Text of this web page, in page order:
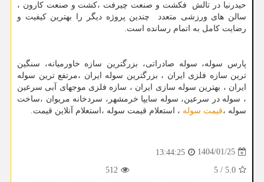
حیدرنیا در تالش فکشت و صنعت چیرفت ،کشت و صنعت کارون ،
سالن های ورزشی متعدد چندین پروژه دیگر را بهترین کیفیت و
رضایت کامل به اتمام رسانده است.
پارس سوله، سوله صادراتی، بزرگترین سازه خاورمیانه، سنگین
ترین سازه فلزی ایران ، بزرگترین سوله ایران ،مرتفع ترین سوله
ایران ، بهترین سوله سازی ایران ، سازه فلزی موجهای آبی سرعین
، سوله در سرعین، سوله سایپا خرمشهر، سردخانه مریوان ،ساخت
سوله ،قیمت سوله ، استعلام قیمت سوله ،استعلام آنلاین قیمت.
1404/01/25
13:44:25
5.0
/
5
512